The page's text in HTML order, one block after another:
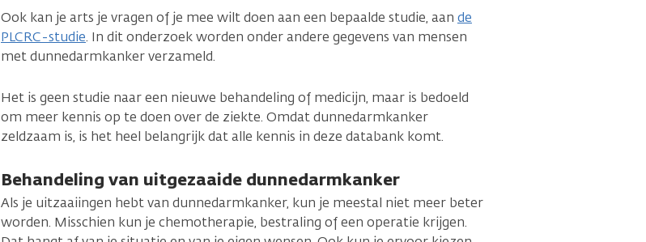
Ook kan je arts je vragen of je mee wilt doen aan een bepaalde studie, aan de
PLCRC-studie. In dit onderzoek worden onder andere gegevens van mensen
met dunnedarmkanker verzameld.
Het is geen studie naar een nieuwe behandeling of medicijn, maar is bedoeld
om meer kennis op te doen over de ziekte. Omdat dunnedarmkanker
zeldzaam is, is het heel belangrijk dat alle kennis in deze databank komt.
Behandeling van uitgezaaide dunnedarmkanker
Als je uitzaaiingen hebt van dunnedarmkanker, kun je meestal niet meer beter
worden. Misschien kun je chemotherapie, bestraling of een operatie krijgen.